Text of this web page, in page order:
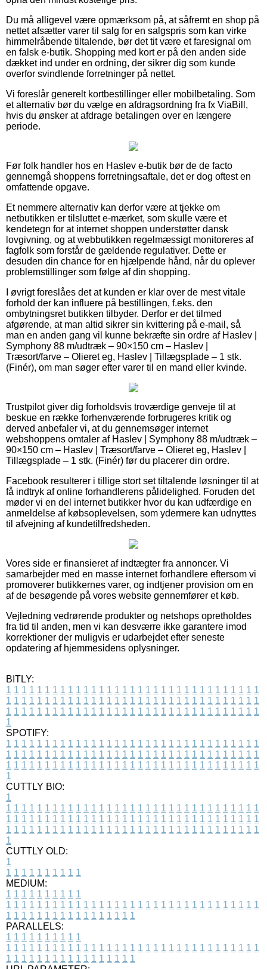
Du må alligevel være opmærksom på, at såfremt en shop på
nettet afsætter varer til salg for en salgspris som kan virke
himmelråbende tiltalende, bør det tit være et faresignal om
en falsk e-butik. Shopping med kort er på den anden side
dækket ind under en ordning, der sikrer dig som kunde
overfor svindlende forretninger på nettet.
Vi foreslår generelt kortbestillinger eller mobilbetaling. Som
et alternativ bør du vælge en afdragsordning fra fx ViaBill,
hvis du ønsker at afdrage betalingen over en længere
periode.
Før folk handler hos en Haslev e-butik bør de de facto
gennemgå shoppens forretningsaftale, det er dog oftest en
omfattende opgave.
Et nemmere alternativ kan derfor være at tjekke om
netbutikken er tilsluttet e-mærket, som skulle være et
kendetegn for at internet shoppen understøtter dansk
lovgivning, og at webbutikken regelmæssigt monitoreres af
fagfolk som forstår de gældende regulativer. Dette er
desuden din chance for en hjælpende hånd, når du oplever
problemstillinger som følge af din shopping.
I øvrigt foreslåes det at kunden er klar over de mest vitale
forhold der kan influere på bestillingen, f.eks. den
ombytningsret butikken tilbyder. Derfor er det tilmed
afgørende, at man altid sikrer sin kvittering på e-mail, så
man en anden gang vil kunne bekræfte sin ordre af Haslev |
Symphony 88 m/udtræk – 90×150 cm – Haslev |
Træsort/farve – Olieret eg, Haslev | Tillægsplade – 1 stk.
(Finér), om man søger efter varer til en mand eller kvinde.
Trustpilot giver dig forholdsvis troværdige genveje til at
beskue en række forhenværende forbrugeres kritik og
derved anbefaler vi, at du gennemsøger internet
webshoppens omtaler af Haslev | Symphony 88 m/udtræk –
90×150 cm – Haslev | Træsort/farve – Olieret eg, Haslev |
Tillægsplade – 1 stk. (Finér) før du placerer din ordre.
Facebook resulterer i tillige stort set tiltalende løsninger til at
få indtryk af online forhandlerens pålidelighed. Foruden det
møder vi en del internet butikker hvor du kan udfærdige en
anmeldelse af købsoplevelsen, som ydermere kan udnyttes
til afvejning af kundetilfredsheden.
Vores side er finansieret af indtægter fra annoncer. Vi
samarbejder med en masse internet forhandlere eftersom vi
promoverer butikkernes varer, og indtjener provision om en
af de besøgende på vores website gennemfører et køb.
Vejledning vedrørende produkter og netshops opretholdes
fra tid til anden, men vi kan desværre ikke garantere imod
korrektioner der muligvis er udarbejdet efter seneste
opdatering af hjemmesidens oplysninger.
BITLY:
1 1 1 1 1 1 1 1 1 1 1 1 1 1 1 1 1 1 1 1 1 1 1 1 1 1 1 1 1 1 1 1 1
1 1 1 1 1 1 1 1 1 1 1 1 1 1 1 1 1 1 1 1 1 1 1 1 1 1 1 1 1 1 1 1 1
1 1 1 1 1 1 1 1 1 1 1 1 1 1 1 1 1 1 1 1 1 1 1 1 1 1 1 1 1 1 1 1 1
1
SPOTIFY:
1 1 1 1 1 1 1 1 1 1 1 1 1 1 1 1 1 1 1 1 1 1 1 1 1 1 1 1 1 1 1 1 1
1 1 1 1 1 1 1 1 1 1 1 1 1 1 1 1 1 1 1 1 1 1 1 1 1 1 1 1 1 1 1 1 1
1 1 1 1 1 1 1 1 1 1 1 1 1 1 1 1 1 1 1 1 1 1 1 1 1 1 1 1 1 1 1 1 1
1
CUTTLY BIO:
1
1 1 1 1 1 1 1 1 1 1 1 1 1 1 1 1 1 1 1 1 1 1 1 1 1 1 1 1 1 1 1 1 1
1 1 1 1 1 1 1 1 1 1 1 1 1 1 1 1 1 1 1 1 1 1 1 1 1 1 1 1 1 1 1 1 1
1 1 1 1 1 1 1 1 1 1 1 1 1 1 1 1 1 1 1 1 1 1 1 1 1 1 1 1 1 1 1 1 1
1
CUTTLY OLD:
1
1 1 1 1 1 1 1 1 1 1
MEDIUM:
1 1 1 1 1 1 1 1 1 1
1 1 1 1 1 1 1 1 1 1 1 1 1 1 1 1 1 1 1 1 1 1 1 1 1 1 1 1 1 1 1 1 1
1 1 1 1 1 1 1 1 1 1 1 1 1 1 1 1 1
PARALLELS:
1 1 1 1 1 1 1 1 1 1
1 1 1 1 1 1 1 1 1 1 1 1 1 1 1 1 1 1 1 1 1 1 1 1 1 1 1 1 1 1 1 1 1
1 1 1 1 1 1 1 1 1 1 1 1 1 1 1 1 1